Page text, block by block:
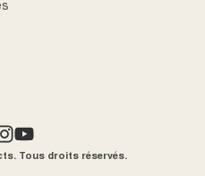
Tous droits réservés.